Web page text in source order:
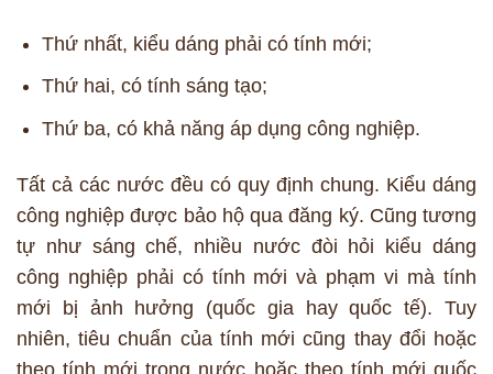
Thứ nhất, kiểu dáng phải có tính mới;
Thứ hai, có tính sáng tạo;
Thứ ba, có khả năng áp dụng công nghiệp.
Tất cả các nước đều có quy định chung. Kiểu dáng
công nghiệp được bảo hộ qua đăng ký. Cũng tương
tự như sáng chế, nhiều nước đòi hỏi kiểu dáng
công nghiệp phải có tính mới và phạm vi mà tính
mới bị ảnh hưởng (quốc gia hay quốc tế). Tuy
nhiên, tiêu chuẩn của tính mới cũng thay đổi hoặc